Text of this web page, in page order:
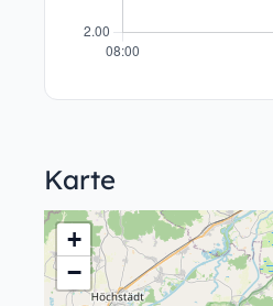
Karte
+
−